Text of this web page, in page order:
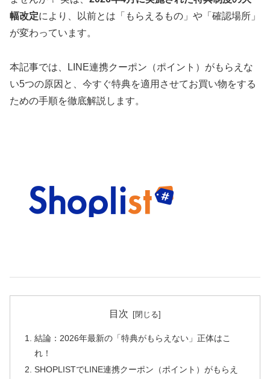
幅改定により、以前とは「もらえるもの」や「確認場所」
が変わっています。
本記事では、LINE連携クーポン（ポイント）がもらえな
い5つの原因と、今すぐ特典を適用させてお買い物をする
ための手順を徹底解説します。
目次
結論：2026年最新の「特典がもらえない」正体はこ
れ！
SHOPLISTでLINE連携クーポン（ポイント）がもらえ